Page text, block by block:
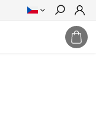
Hledat